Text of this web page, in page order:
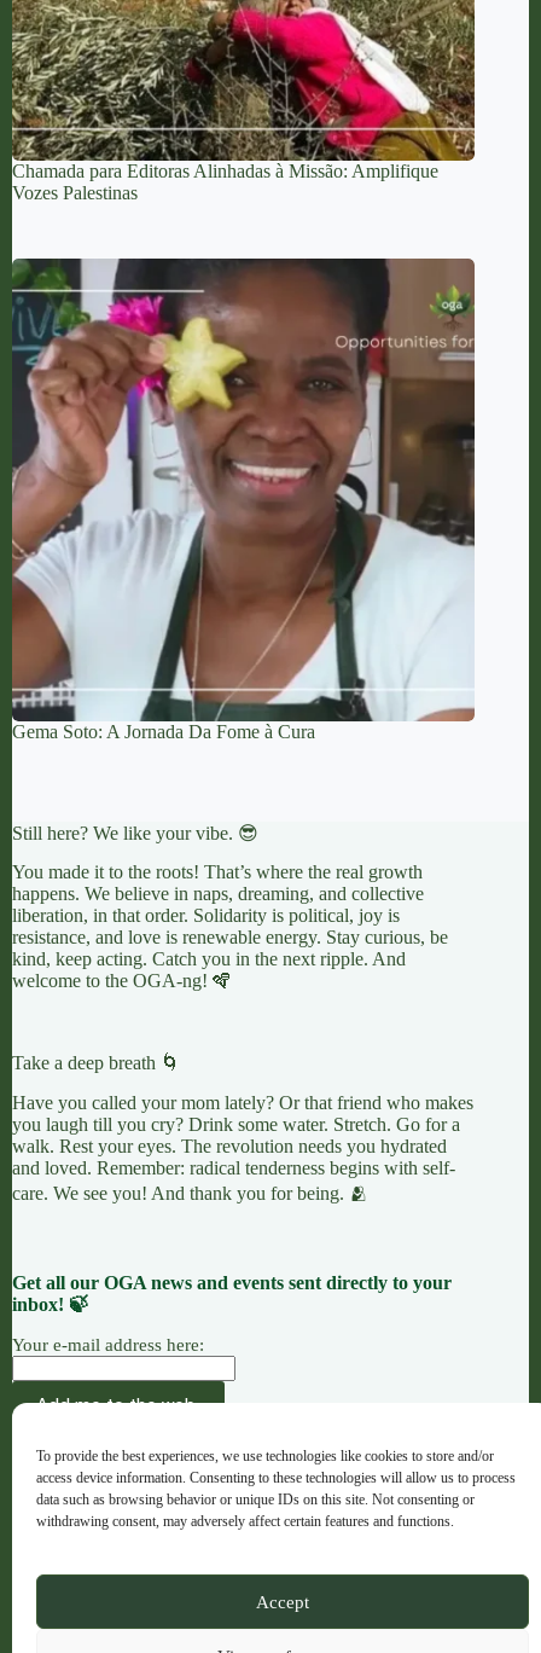
To provide the best experiences, we use technologies like cookies to store and/or
access device information. Consenting to these technologies will allow us to process
data such as browsing behavior or unique IDs on this site. Not consenting or
withdrawing consent, may adversely affect certain features and functions.
Accept
Chamada para Editoras Alinhadas à Missão: Amplifique
Vozes Palestinas
Gema Soto: A Jornada Da Fome à Cura
Still here? We like your vibe. 😎
You made it to the roots! That’s where the real growth
happens. We believe in naps, dreaming, and collective
liberation, in that order. Solidarity is political, joy is
resistance, and love is renewable energy. Stay curious, be
kind, keep acting. Catch you in the next ripple. And
welcome to the OGA-ng! 🪇
Take a deep breath 🌀
Have you called your mom lately? Or that friend who makes
you laugh till you cry? Drink some water. Stretch. Go for a
walk. Rest your eyes. The revolution needs you hydrated
and loved. Remember: radical tenderness begins with self-
care. We see you! And thank you for being. 🫂
Get all our OGA news and events sent directly to your
inbox! 🍃
Your e-mail address here:
OGA · Opportunities for Grassroots Action –
Português
A global majority project hub · Registered NGO in Spain ·